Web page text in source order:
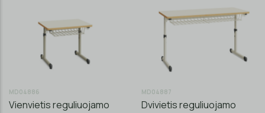
MD04886
Vienvietis reguliuojamo
MD04887
Dvivietis reguliuojamo